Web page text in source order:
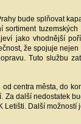
bude splňovat
jako vhodnější
že spojuje
Tuto službu
centra města, do
Za další nedostatek
Letišti. Další